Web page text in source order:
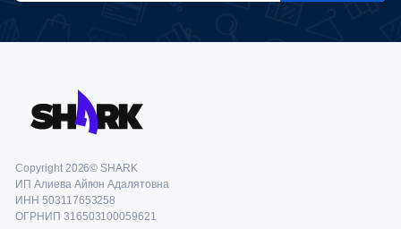
Copyright 2026© SHARK
ИП Алиева Айгюн Адалятовна
ИНН 503117653258
ОГРНИП 316503100059621